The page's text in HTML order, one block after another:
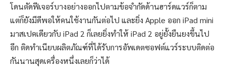
โดนตัดฟีเจอร์บางอย่างออกไปตามข้อจำกัดด้านฮาร์ดแวร์ก็ตาม
แต่ก็ยังมีดีพอให้คนใช้งานกันต่อไป และยิ่ง Apple ออก iPad mini
มาสเปคเดียวกับ iPad 2 ก็เลยยิ่งทำให้ iPad 2 อยู่ยั้งยืนยงขึ้นไป
อีก ติดทำเนียบผลิตภัณฑ์ที่ได้รับการอัพเดตซอฟต์แวร์ระบบติดต่อ
กันนานสุดเครื่องหนึ่งเลยก็ว่าได้